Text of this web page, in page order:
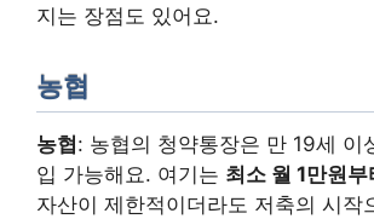
지는 장점도 있어요.
농협
농협 : 농협의 청약통장은 만 19세 이
입 가능해요. 여기는 최소 월 1만원
자산이 제한적이더라도 저축의 시작